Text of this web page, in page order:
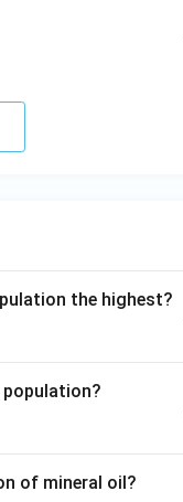
the highest?
of mineral oil?